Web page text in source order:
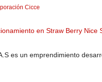
Cicce
es un emprendimiento